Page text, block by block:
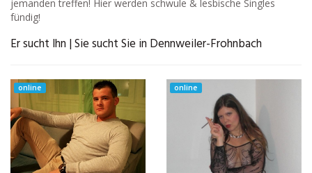
jemanden treffen! Hier werden schwule & lesbische Singles
fündig!
Er sucht Ihn | Sie sucht Sie in Dennweiler-Frohnbach
online online